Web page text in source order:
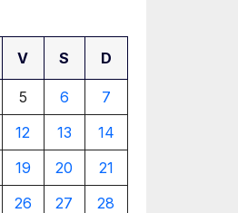
V S D
5 6
7
12 13
14
19 20
21
26 27
28